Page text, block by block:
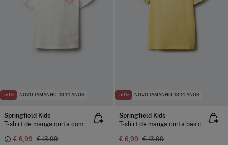
-50% NOVO TAMANHO: 13-14 ANOS
Springfield Kids
T-shirt de manga curta com flor para menina
€ 6,99 € 13,99
-50% NOVO TAMANHO: 13-14 ANOS
Springfield Kids
T-shirt de manga curta básica com folho estampado para menina
€ 6,99 € 13,99